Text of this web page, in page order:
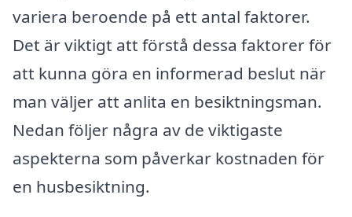
variera beroende på ett antal faktorer.
Det är viktigt att förstå dessa faktorer för
att kunna göra en informerad beslut när
man väljer att anlita en besiktningsman.
Nedan följer några av de viktigaste
aspekterna som påverkar kostnaden för
en husbesiktning.